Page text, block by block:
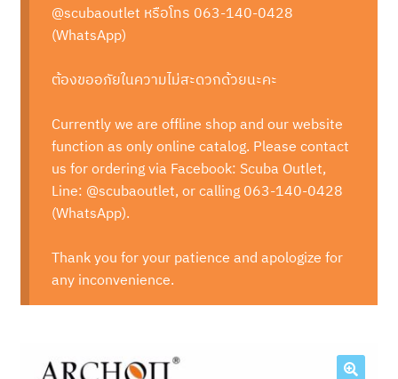
@scubaoutlet หรือโทร 063-140-0428
(WhatsApp)
ต้องขออภัยในความไม่สะดวกด้วยนะคะ
Currently we are offline shop and our website
function as only online catalog. Please contact
us for ordering via Facebook: Scuba Outlet,
Line: @scubaoutlet, or calling 063-140-0428
(WhatsApp).
Thank you for your patience and apologize for
any inconvenience.